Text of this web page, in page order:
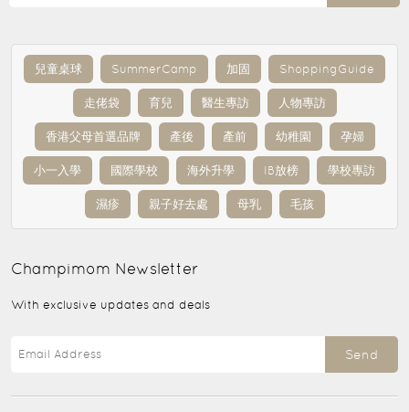
兒童桌球 SummerCamp 加固 ShoppingGuide
走佬袋 育兒 醫生專訪 人物專訪
香港父母首選品牌 產後 產前 幼稚園 孕婦
小一入學 國際學校 海外升學 IB放榜 學校專訪
濕疹 親子好去處 母乳 毛孩
Champimom Newsletter
With exclusive updates and deals
Send